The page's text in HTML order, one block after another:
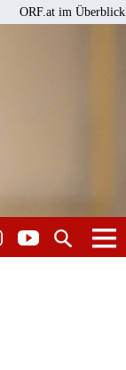
ORF.at im Überblick